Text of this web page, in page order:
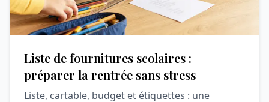
Liste de fournitures scolaires :
préparer la rentrée sans stress
Liste, cartable, budget et étiquettes : une